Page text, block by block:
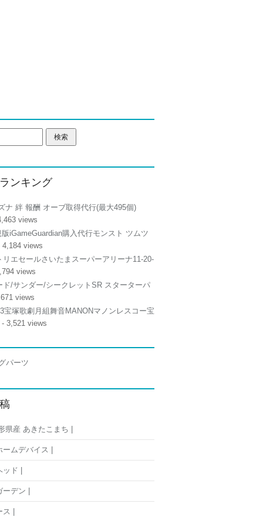
ンキング
ナ 絆 報酬 オーブ取得代行(最大495個)
views
iGameGuardian購入代行モンスト ツムツ
4,184 views
リエセールさいたまスーパーアリーナ11-20-
views
ド/サンダー/シークレットSR スターターパ
views
宝塚歌劇月組舞音MANONマノンレスコー宝
- 3,521 views
県産 あきたこまち |
ムデバイス |
ド |
デン |
|